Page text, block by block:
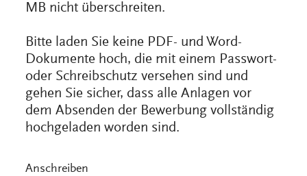
MB nicht überschreiten.
Bitte laden Sie keine PDF- und Word-
Dokumente hoch, die mit einem Passwort-
oder Schreibschutz versehen sind und
gehen Sie sicher, dass alle Anlagen vor
dem Absenden der Bewerbung vollständig
hochgeladen worden sind.
Anschreiben